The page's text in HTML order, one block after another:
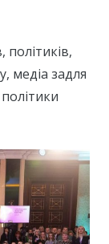
політиків,
медіа задля